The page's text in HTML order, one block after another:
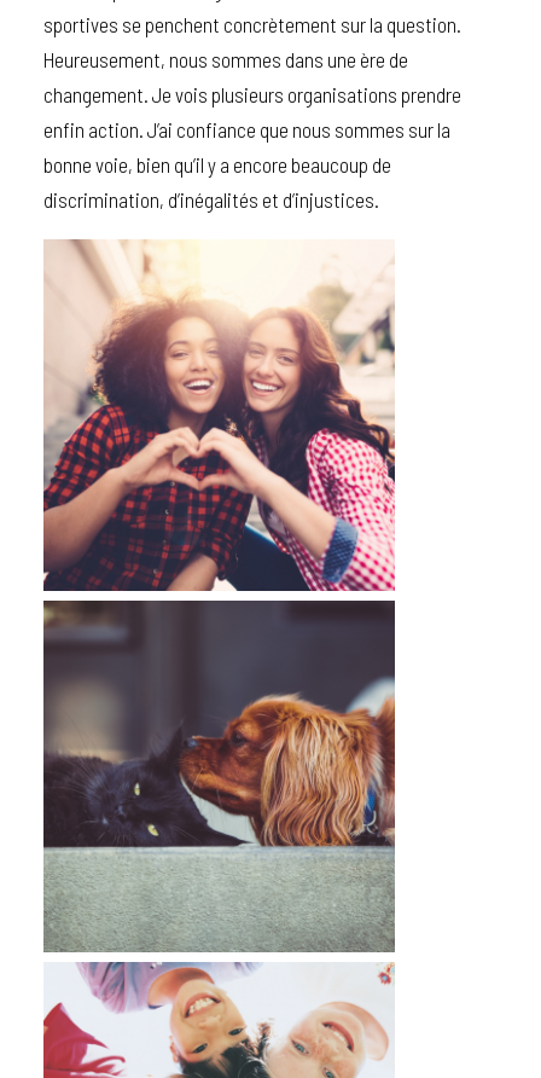
sportives se penchent concrètement sur la question.
Heureusement, nous sommes dans une ère de
changement. Je vois plusieurs organisations prendre
enfin action. J’ai confiance que nous sommes sur la
bonne voie, bien qu’il y a encore beaucoup de
discrimination, d’inégalités et d’injustices.